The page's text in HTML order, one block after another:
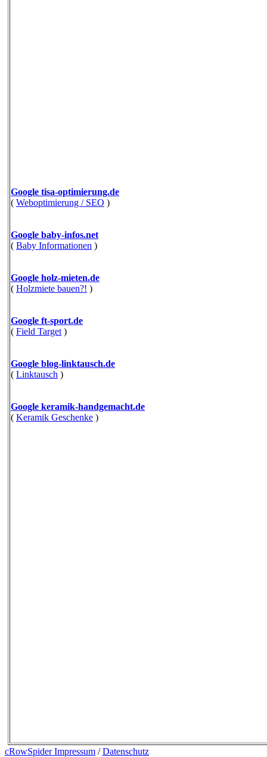
Google tisa-optimierung.de
( Weboptimierung / SEO )
Google baby-infos.net
( Baby Informationen )
Google holz-mieten.de
( Holzmiete bauen?! )
Google ft-sport.de
( Field Target )
Google blog-linktausch.de
( Linktausch )
Google keramik-handgemacht.de
( Keramik Geschenke )
cRowSpider Impressum /Datenschutz